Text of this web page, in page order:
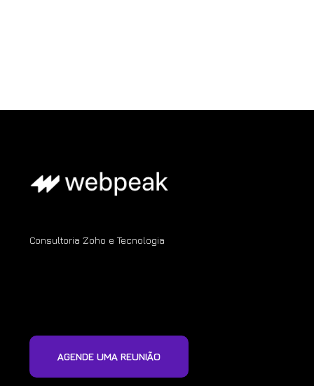
Consultoria Zoho e Tecnologia
AGENDE UMA REUNIÃO